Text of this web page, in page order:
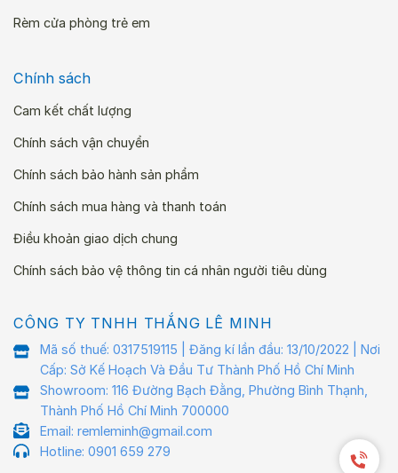
Rèm cửa phòng trẻ em
Chính sách
Cam kết chất lượng
Chính sách vận chuyển
Chính sách bảo hành sản phẩm
Chính sách mua hàng và thanh toán
Điều khoản giao dịch chung
Chính sách bảo vệ thông tin cá nhân người tiêu dùng
CÔNG TY TNHH THẮNG LÊ MINH
Mã số thuế: 0317519115 | Đăng kí lần đầu: 13/10/2022 | Nơi
Cấp: Sở Kế Hoạch Và Đầu Tư Thành Phố Hồ Chí Minh
Showroom: 116 Đường Bạch Đằng, Phường Bình Thạnh,
Thành Phố Hồ Chí Minh 700000
Email: remleminh@gmail.com
Hotline: 0901 659 279